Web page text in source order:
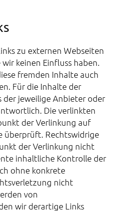
zu externen Webseiten
keinen Einfluss haben.
fremden Inhalte auch
Für die Inhalte der
jeweilige Anbieter oder
Die verlinkten
der Verlinkung auf
überprüft. Rechtswidrige
der Verlinkung nicht
inhaltliche Kontrolle der
ohne konkrete
nicht
von
wir derartige Links